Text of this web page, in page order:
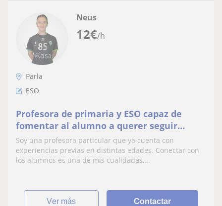
12€/h
Neus
Parla
ESO
Profesora de primaria y ESO capaz de
fomentar al alumno a querer seguir
aprendiendo y mejorando.
Soy una profesora particular que ya cuenta con
experiencias previas en distintas edades. Conectar con
los alumnos es una de mis cualidades,...
ver más Contactar